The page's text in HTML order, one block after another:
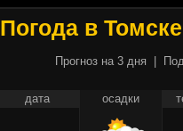
Погода в
Прогноз на 3 дня
дата осадки